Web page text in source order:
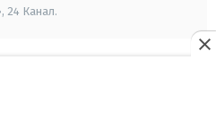
24 Канал.